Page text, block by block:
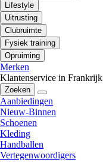
Lifestyle
Uitrusting
Clubruimte
Fysiek training
Opruiming
Merken
Klantenservice in Frankrijk
Zoeken
Aanbiedingen
Nieuw-Binnen
Schoenen
Kleding
Handballen
Vertegenwoordigers